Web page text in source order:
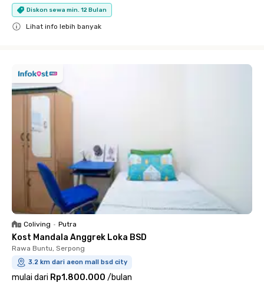
Diskon sewa min. 12 Bulan
Lihat info lebih banyak
Coliving • Putra
Kost Mandala Anggrek Loka BSD
Rawa Buntu, Serpong
3.2 km dari aeon mall bsd city
mulai dari Rp1.800.000 /bulan